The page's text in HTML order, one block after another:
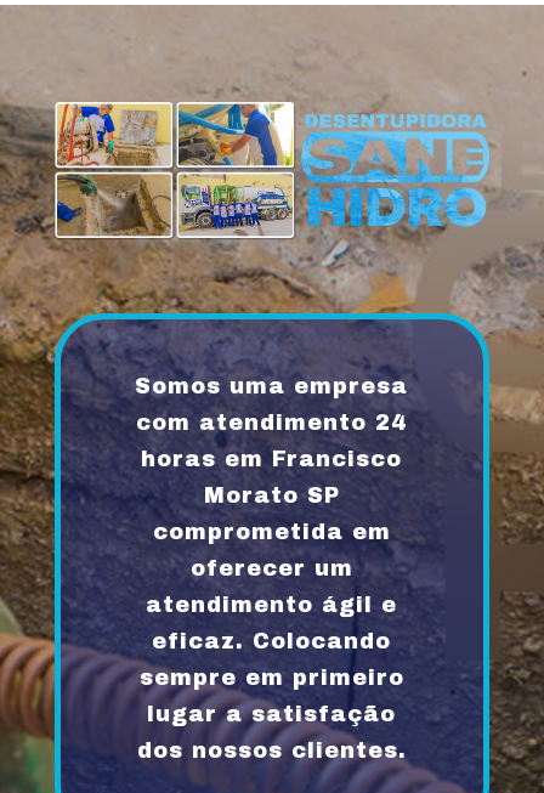
Somos uma empresa
com atendimento 24
horas em Francisco
Morato SP
comprometida em
oferecer um
atendimento ágil e
eficaz. Colocando
sempre em primeiro
lugar a satisfação
dos nossos clientes.